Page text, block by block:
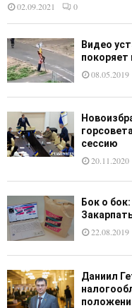
02.09.2021
0
Видео
покоряет
08.05.2019
сессию
20.11.2020
Бок о
22.08.2019
Даниил